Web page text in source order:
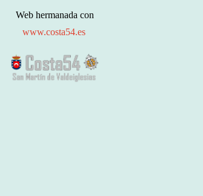
Web hermanada con
www.costa54.es